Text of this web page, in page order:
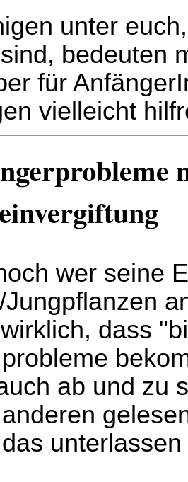
unter
bedeuten
für
vielleicht
wer seine
dass
ab und zu